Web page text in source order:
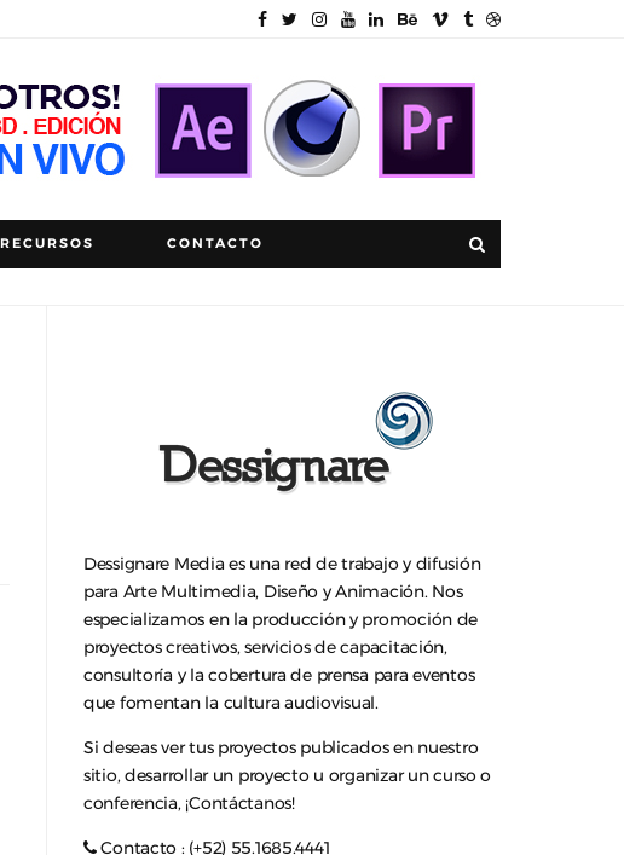
RECURSOS CONTACTO
Dessignare Media es una red de trabajo y difusión
para Arte Multimedia, Diseño y Animación. Nos
especializamos en la producción y promoción de
proyectos creativos, servicios de capacitación,
consultoría y la cobertura de prensa para eventos
que fomentan la cultura audiovisual.
Si deseas ver tus proyectos publicados en nuestro
sitio, desarrollar un proyecto u organizar un curso o
conferencia, ¡Contáctanos!
Contacto : (+52) 55.1685.4441